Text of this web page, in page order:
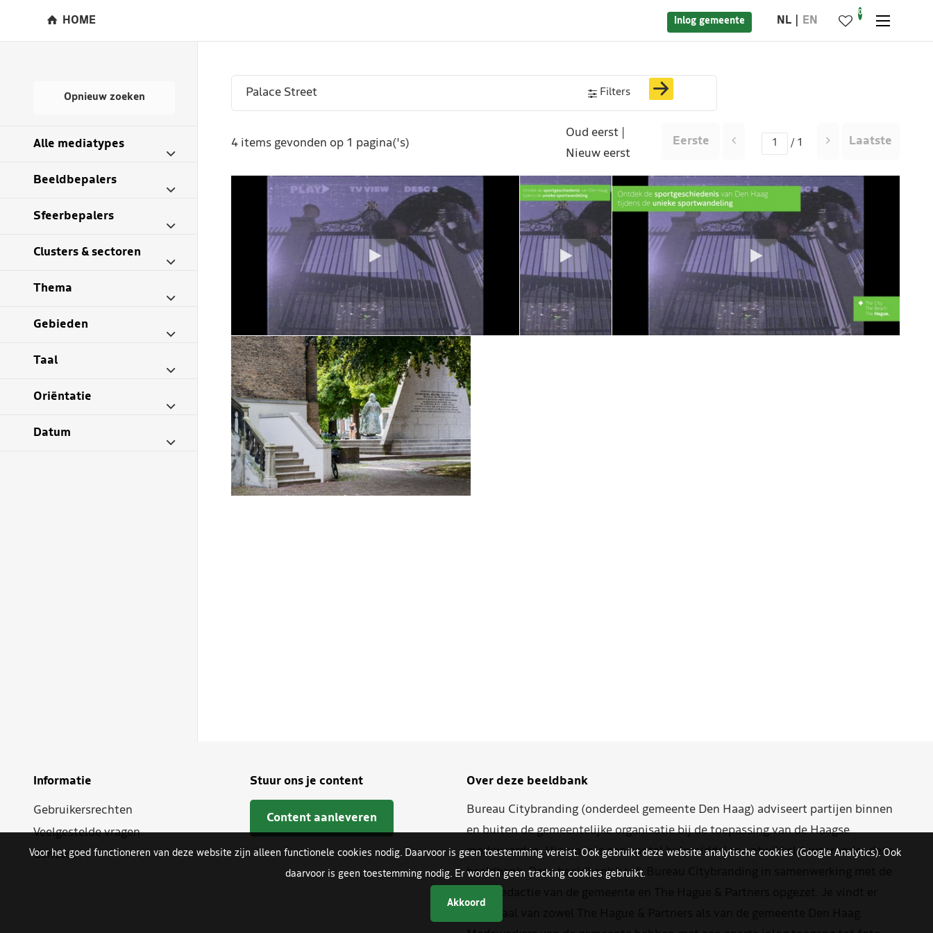
HOME Inlog gemeente NL EN
0
Opnieuw zoeken
Alle mediatypes
Beeldbepalers
Sfeerbepalers
Clusters & sectoren
Thema
Gebieden
Taal
Oriëntatie
Datum
Filters
4 items gevonden op 1 pagina('s)
Oud eerst|
Nieuw eerst
Eerste / 1 Laatste
Informatie
Gebruikersrechten
Veelgestelde vragen
Contact
Stuur ons je content
Content aanleveren
Over deze beeldbank
Bureau Citybranding (onderdeel gemeente Den Haag) adviseert partijen binnen
en buiten de gemeentelijke organisatie bij de toepassing van de Haagse
merkwaarden. Hiervoor is een aantal hulpmiddelen ontwikkeld, waaronder deze
beeldbank. Deze beeldbank heeft Bureau Citybranding in samenwerking met de
Voor het goed functioneren van deze website zijn alleen functionele cookies nodig. Daarvoor is geen toestemming vereist. Ook gebruikt deze website analytische cookies (Google Analytics). Ook
daarvoor is geen toestemming nodig. Er worden geen tracking cookies gebruikt.
Akkoord